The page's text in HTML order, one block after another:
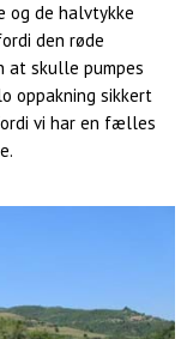
og de halvtykke
den røde
at skulle pumpes
oppakning sikkert
vi har en fælles